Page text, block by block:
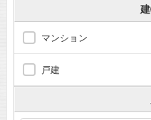
マンション
戸建